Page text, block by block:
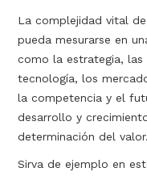
La complejidad vital
pueda mesurarse en
como la estrategia,
tecnología, los
la competencia y el
desarrollo y
determinación del valor.
Sirva de ejemplo en